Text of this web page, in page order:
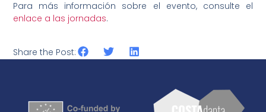
Para más información sobre el evento, consulte el
enlace a las jornadas.
Share the Post: